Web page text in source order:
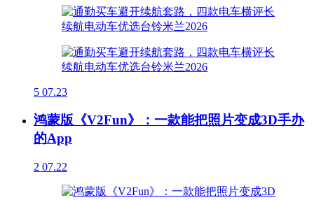
5 07.23
鸿蒙版《V2Fun》：一款能把照片变成3D手办
的App
2 07.22